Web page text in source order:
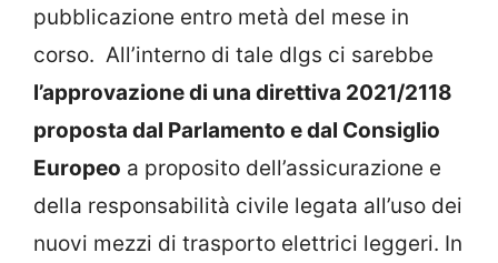
pubblicazione entro metà del mese in
corso. All’interno di tale dlgs ci sarebbe
l’approvazione di una direttiva 2021/2118
proposta dal Parlamento e dal Consiglio
Europeo a proposito dell’assicurazione e
della responsabilità civile legata all’uso dei
nuovi mezzi di trasporto elettrici leggeri. In